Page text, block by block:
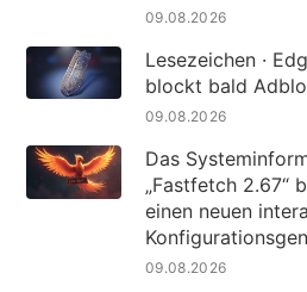
09.08.2026
Lesezeichen ·
blockt bald
09.08.2026
Das
„Fastfetch 2.67“
einen neuen
09.08.2026